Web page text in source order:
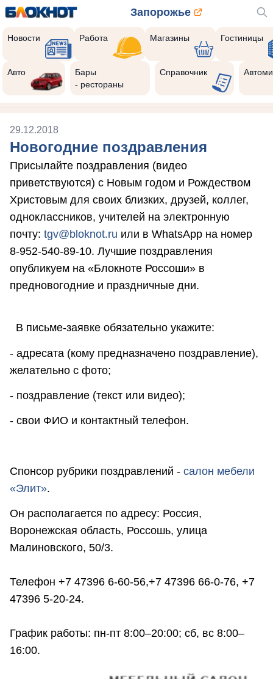
Запорожье
Новости Работа Магазины Гостиницы
Авто
Бары
- рестораны
Справочник
29.12.2018
Новогодние поздравления
Присылайте поздравления (видео
приветствуются) с Новым годом и Рождеством
Христовым для своих близких, друзей, коллег,
одноклассников, учителей на электронную
почту: tgv@bloknot.ru или в WhatsApp на номер
8-952-540-89-10. Лучшие поздравления
опубликуем на «Блокноте Россоши» в
предновогодние и праздничные дни.
В письме-заявке обязательно укажите:
- адресата (кому предназначено поздравление),
желательно с фото;
- поздравление (текст или видео);
- свои ФИО и контактный телефон.
Спонсор рубрики поздравлений - салон мебели
«Элит».
Он располагается по адресу: Россия,
Воронежская область, Россошь, улица
Малиновского, 50/3.
Телефон +7 47396 6‑60-56,+7 47396 66-0-76, +7
47396 5‑20-24.
График работы: пн-пт 8:00–20:00; сб, вс 8:00–
16:00.